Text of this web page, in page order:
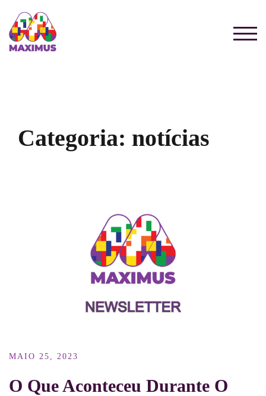
Categoria: notícias
MAIO 25, 2023
O Que Aconteceu Durante O